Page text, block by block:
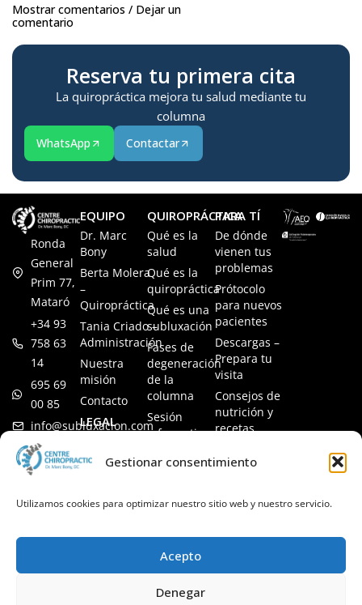
Gestionar consentimiento
Utilizamos cookies para optimizar nuestro sitio web y nuestro servicio.
Acepto
Denegar
Mostrar comentarios / Dejar un
comentario
Reserva tu primera cita
La quiropráctica mejora tu salud mediante tu
columna
WhatsApp Contactar
Ronda
General
Prim 77,
Mataró
+34 93
758 63
14
695 69
00 85
info@subluxacion.com
EQUIPO
Dr. Marc
Bony
Berta Molera
–
Quiropráctica
Tania Criado –
Administración
Nuestra
misión
Contacto
LEGAL
Política de
Política de
QUIROPRÁCTICA
Qué es la
salud
Qué es la
quiropráctica
Qué es una
subluxación
Fases de
degeneración
de la
columna
Sesión
informativa
para familias
para
para
empresas
Quiropráctica
PARA TÍ
De dónde
vienen tus
problemas
Prótocolo
para nuevos
pacientes
Descargas –
Prepara tu
visita
Consejos de
nutrición y
recetas
frecuentes